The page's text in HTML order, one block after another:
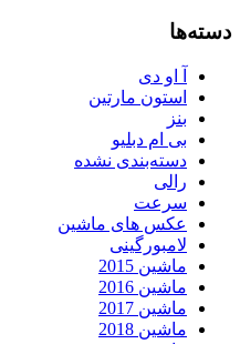
دسته‌ها
آ او دی
استون مارتین
بنز
بی ام دبلیو
دسته‌بندی نشده
رالی
سرعت
عکس های ماشین
لامبورگینی
ماشین 2015
ماشین 2016
ماشین 2017
ماشین 2018